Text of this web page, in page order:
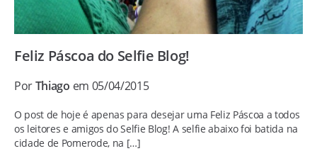
Feliz Páscoa do Selfie Blog!
PorThiago em 05/04/2015
O post de hoje é apenas para desejar uma Feliz Páscoa a todos
os leitores e amigos do Selfie Blog! A selfie abaixo foi batida na
cidade de Pomerode, na […]